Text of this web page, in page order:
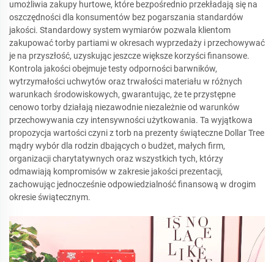
umożliwia zakupy hurtowe, które bezpośrednio przekładają się na
oszczędności dla konsumentów bez pogarszania standardów
jakości. Standardowy system wymiarów pozwala klientom
zakupować torby partiami w okresach wyprzedaży i przechowywać
je na przyszłość, uzyskując jeszcze większe korzyści finansowe.
Kontrola jakości obejmuje testy odporności barwników,
wytrzymałości uchwytów oraz trwałości materiału w różnych
warunkach środowiskowych, gwarantując, że te przystępne
cenowo torby działają niezawodnie niezależnie od warunków
przechowywania czy intensywności użytkowania. Ta wyjątkowa
propozycja wartości czyni z torb na prezenty świąteczne Dollar Tree
mądry wybór dla rodzin dbających o budżet, małych firm,
organizacji charytatywnych oraz wszystkich tych, którzy
odmawiają kompromisów w zakresie jakości prezentacji,
zachowując jednocześnie odpowiedzialność finansową w drogim
okresie świątecznym.